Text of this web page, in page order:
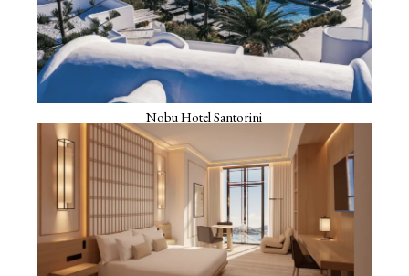
Nobu Hotel Santorini